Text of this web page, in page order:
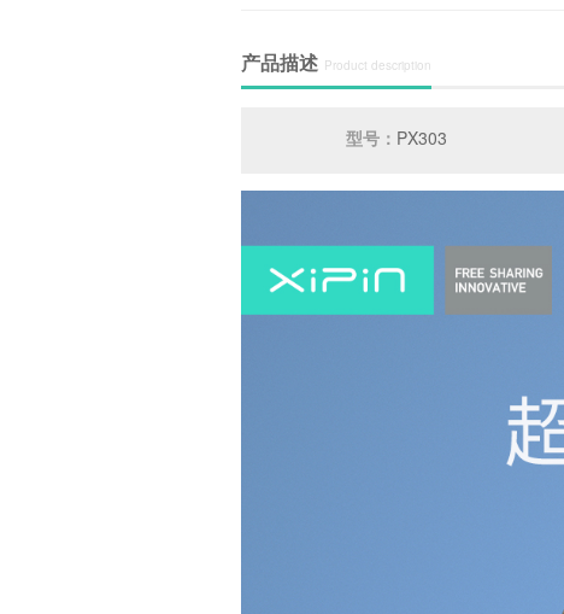
产品描述 Product description
型号： PX303